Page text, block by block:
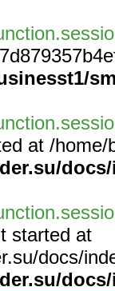
at /
started at
docs/